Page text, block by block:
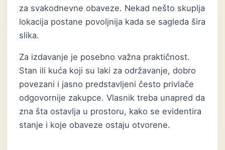
za svakodnevne obaveze. Nekad nešto skuplja
lokacija postane povoljnija kada se sagleda šira
slika.
Za izdavanje je posebno važna praktičnost.
Stan ili kuća koji su laki za održavanje, dobro
povezani i jasno predstavljeni često privlače
odgovornije zakupce. Vlasnik treba unapred da
zna šta ostavlja u prostoru, kako se evidentira
stanje i koje obaveze ostaju otvorene.